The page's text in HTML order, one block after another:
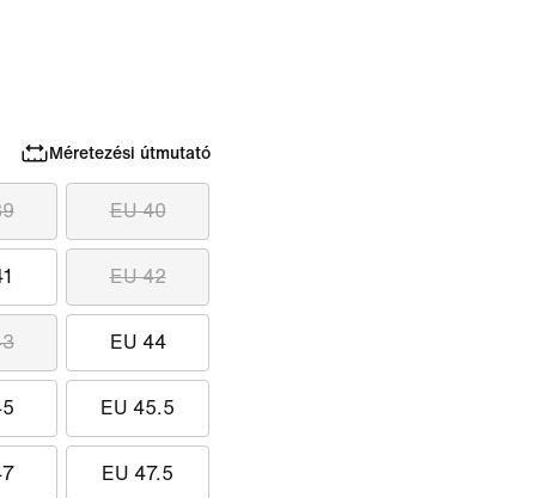
Méretezési útmutató
EU 40
EU 42
EU 44
EU 45.5
EU 47.5